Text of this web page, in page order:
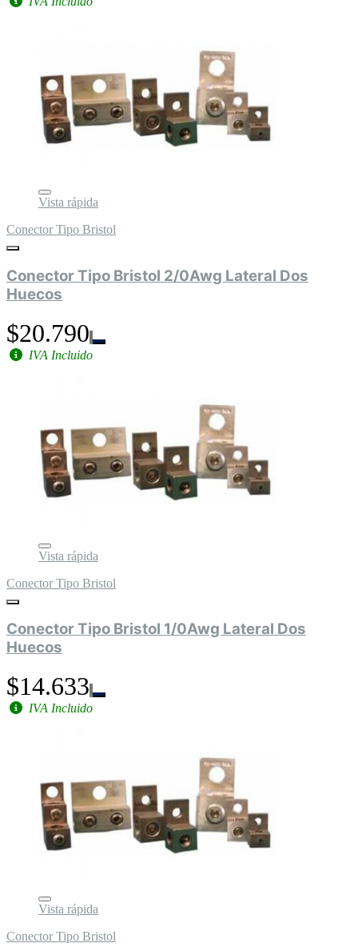
Vista rápida
Conector Tipo Bristol
Conector Tipo Bristol 2/0Awg Lateral Dos
Huecos
$20.790
IVA Incluido
Vista rápida
Conector Tipo Bristol
Conector Tipo Bristol 1/0Awg Lateral Dos
Huecos
$14.633
IVA Incluido
Vista rápida
Conector Tipo Bristol